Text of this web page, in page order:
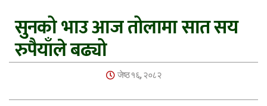
सुनको भाउ आज तोलामा सात सय
रुपैयाँले बढ्यो
जेष्ठ १६, २०८२